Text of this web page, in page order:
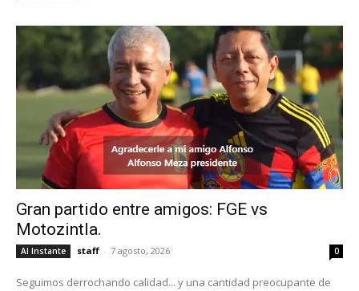
Gran partido entre amigos: FGE vs
Motozintla.
Al Instante staff - 7 agosto, 2026 0
Seguimos derrochando calidad... y una cantidad preocupante de